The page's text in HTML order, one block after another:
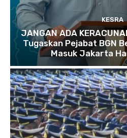
KESRA
JANGAN ADA
Tugaskan Pejabat BGN
Masuk Jakarta